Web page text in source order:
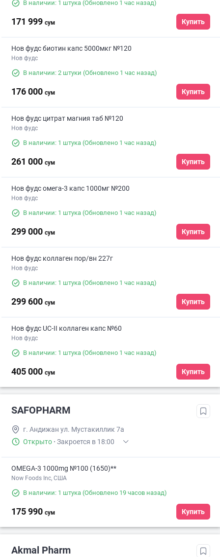
В наличии: 1 штука (Обновлено 1 час назад)
171 999 сум Купить
Нов фудс биотин капс 5000мкг №120
Нов фудс
В наличии: 2 штуки (Обновлено 1 час назад)
176 000 сум Купить
Нов фудс цитрат магния таб №120
Нов фудс
В наличии: 1 штука (Обновлено 1 час назад)
261 000 сум Купить
Нов фудс омега-3 капс 1000мг №200
Нов фудс
В наличии: 1 штука (Обновлено 1 час назад)
299 000 сум Купить
Нов фудс коллаген пор/вн 227г
Нов фудс
В наличии: 1 штука (Обновлено 1 час назад)
299 600 сум Купить
Нов фудс UC-II коллаген капс №60
Нов фудс
В наличии: 1 штука (Обновлено 1 час назад)
405 000 сум Купить
SAFOPHARM
г. Андижан ул. Мустакиллик 7а
Открыто · Закроется в 18:00
OMEGA-3 1000mg №100 (1650)**
Now Foods Inc, США
В наличии: 1 штука (Обновлено 19 часов назад)
175 990 сум Купить
Akmal Pharm